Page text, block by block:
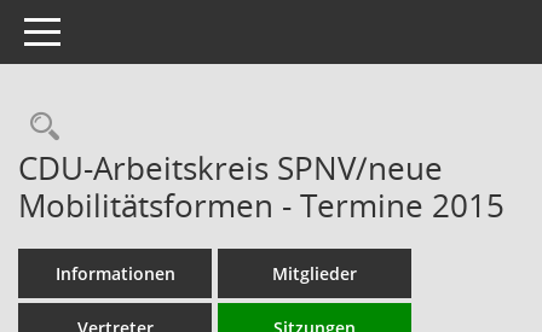
Toggle navigation
Rechercheauswahl
CDU-Arbeitskreis SPNV/neue
Mobilitätsformen - Termine 2015
Informationen Mitglieder